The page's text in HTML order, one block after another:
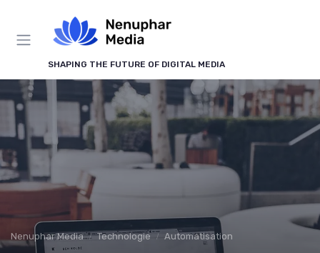
SHAPING THE FUTURE OF DIGITAL MEDIA
Nenuphar Media Technologie Automatisation